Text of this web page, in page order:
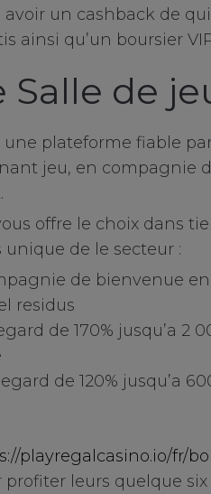
avoir un cashback de
ainsi qu’un boursier
Salle de
plateforme fiable
jeu, en compagnie
offre le choix dans
de le secteur :
de bienvenue
residus
de 170% jusqu’a
de 120% jusqu’a
playregalcasino.io/fr/
leurs quelque
Cookies